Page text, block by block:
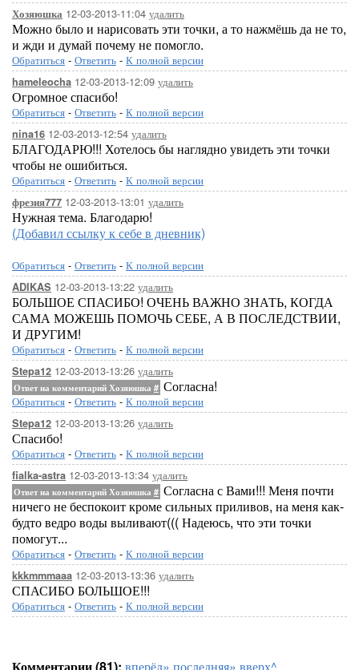
Хозяюшка 12-03-2013-11:04 удалить
Можно было и нарисовать эти точки, а то нажмёшь да не то,
и жди и думай почему не помогло.
Обратиться - Ответить - К полной версии
hameleocha 12-03-2013-12:09 удалить
Огромное спасибо!
Обратиться - Ответить - К полной версии
nina16 12-03-2013-12:54 удалить
БЛАГОДАРЮ!!! Хотелось бы наглядно увидеть эти точки
чтобы не ошибиться.
Обратиться - Ответить - К полной версии
фрезия777 12-03-2013-13:01 удалить
Нужная тема. Благодарю!
(Добавил ссылку к себе в дневник)
Обратиться - Ответить - К полной версии
ADIKAS 12-03-2013-13:22 удалить
БОЛЬШОЕ СПАСИБО! ОЧЕНЬ ВАЖНО ЗНАТЬ, КОГДА
САМА МОЖЕШЬ ПОМОЧЬ СЕБЕ, А В ПОСЛЕДСТВИИ,
И ДРУГИМ!
Обратиться - Ответить - К полной версии
Stepa12 12-03-2013-13:26 удалить
Ответ на комментарий Хозяюшка # Согласна!
Обратиться - Ответить - К полной версии
Stepa12 12-03-2013-13:26 удалить
Спасибо!
Обратиться - Ответить - К полной версии
fialka-astra 12-03-2013-13:34 удалить
Ответ на комментарий Хозяюшка # Согласна с Вами!!! Меня почти
ничего не беспокоит кроме сильных приливов, на меня как-
будто ведро воды выливают((( Надеюсь, что эти точки
помогут...
Обратиться - Ответить - К полной версии
kkkmmmaaa 12-03-2013-13:36 удалить
СПАСИБО БОЛЬШОЕ!!!
Обратиться - Ответить - К полной версии